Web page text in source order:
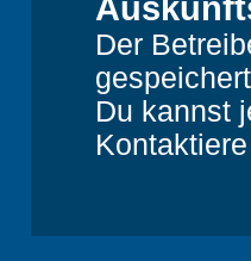
Der
Du kannst